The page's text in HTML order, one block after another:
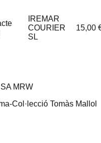
IREMAR
COURIER
SL
15,00
MRW
Col·lecció Tomàs Mallol